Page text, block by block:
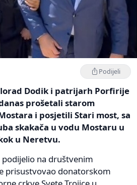
Podijeli
Dodik i patrijarh Porfirije
prošetali starom
i posjetili Stari most, sa
skakača u vodu Mostaru u
u Neretvu.
na društvenim
prisustvovao donatorskom